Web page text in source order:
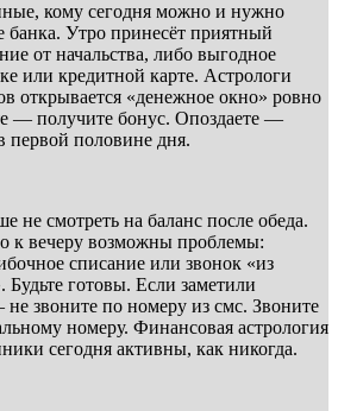
кому сегодня можно и нужно
банка. Утро принесёт приятный
от начальства, либо выгодное
или кредитной карте. Астрологи
открывается «денежное окно» ровно
— получите бонус. Опоздаете —
первой половине дня.
не смотреть на баланс после обеда.
к вечеру возможны проблемы:
списание или звонок «из
Будьте готовы. Если заметили
звоните по номеру из смс. Звоните
номеру. Финансовая астрология
сегодня активны, как никогда.